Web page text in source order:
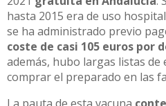
hasta 2015 era de uso
se ha administrado previo
coste de casi 105 euros por
además, hubo largas listas
comprar el preparado en las